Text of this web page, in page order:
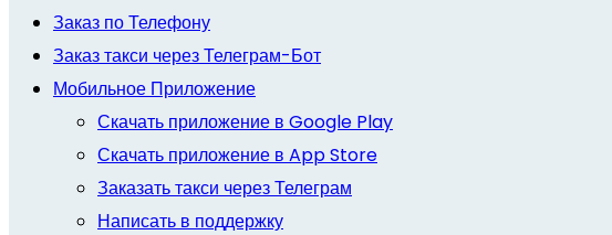
Заказ по Телефону
Заказ такси через Телеграм-Бот
Мобильное Приложение
Скачать приложение в Google Play
Скачать приложение в App Store
Заказать такси через Телеграм
Написать в поддержку